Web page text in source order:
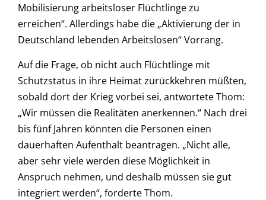
Mobilisierung arbeitsloser Flüchtlinge zu
erreichen“. Allerdings habe die „Aktivierung der in
Deutschland lebenden Arbeitslosen“ Vorrang.
Auf die Frage, ob nicht auch Flüchtlinge mit
Schutzstatus in ihre Heimat zurückkehren müßten,
sobald dort der Krieg vorbei sei, antwortete Thom:
„Wir müssen die Realitäten anerkennen.“ Nach drei
bis fünf Jahren könnten die Personen einen
dauerhaften Aufenthalt beantragen. „Nicht alle,
aber sehr viele werden diese Möglichkeit in
Anspruch nehmen, und deshalb müssen sie gut
integriert werden“, forderte Thom.